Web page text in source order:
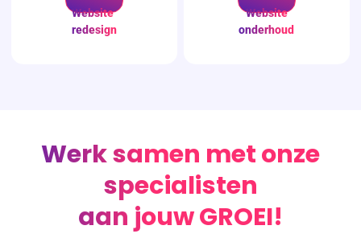
Website
redesign
Website
onderhoud
Werk samen met onze
specialisten
aan jouw GROEI!